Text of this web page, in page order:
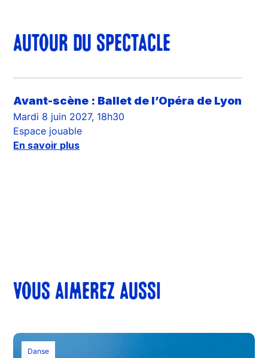
AUTOUR DU SPECTACLE
Avant-scène : Ballet de l’Opéra de Lyon
Mardi 8 juin 2027, 18h30
Espace jouable
En savoir plus
VOUS AIMEREZ AUSSI
Danse